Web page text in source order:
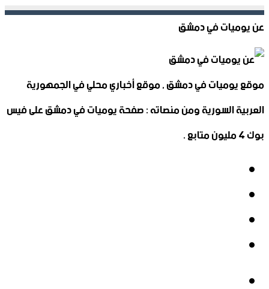
عن يوميات في دمشق
موقع يوميات في دمشق , موقع أخباري محلي في الجمهورية
العربية السورية ومن منصاته : صفحة يوميات في دمشق على فيس
بوك 4 مليون متابع .